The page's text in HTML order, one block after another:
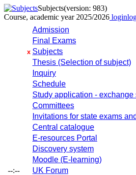
Subjects(version: 983)
Course, academic year 2025/2026 login
--:--
Admission
Final Exams
x Subjects
Thesis (Selection of subject)
Inquiry
Schedule
Study application - exchange
Committees
Invitations for state exams
Central catalogue
E-resources Portal
Discovery system
Moodle (E-learning)
UK Forum